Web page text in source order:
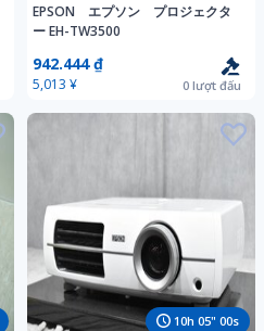
EPSON エプソン プロジェクタ
ー EH-TW3500
942.444 ₫
5,013 ¥ 0 lượt đấu
10h 04" 59s